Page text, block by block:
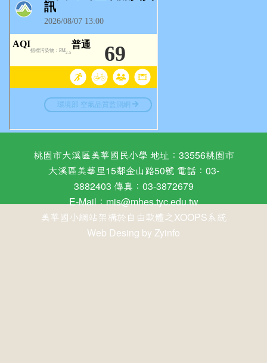
桃園市大溪區美華國民小學 地址：33556桃園市
大溪區美華里15鄰金山路50號 電話：03-
3882403 傳真：03-3872679
E-Mail：mis@mhes.tyc.edu.tw
美華國小網站架構於自由軟體之XOOPS系統
Web Desing by Zyinfo